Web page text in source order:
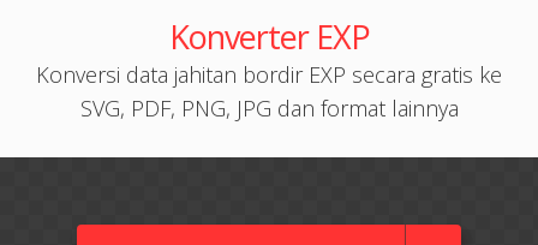
Konverter EXP
Konversi data jahitan bordir EXP secara gratis ke
SVG, PDF, PNG, JPG dan format lainnya